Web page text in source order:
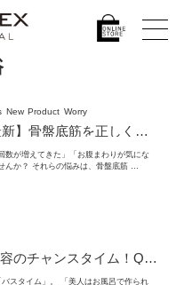
New Product Worry
】 骨盤底筋を正しく鍛える方法と注意点｜
数が増えてきた」「お腹まわりが気にな
んか？ それらの悩みは、骨盤底筋 …
のチャンスタイム！ QOLを向上させるMYTREXのおすすめ美容機器をご紹介
スタイム」。 「美人はお風呂で作られ